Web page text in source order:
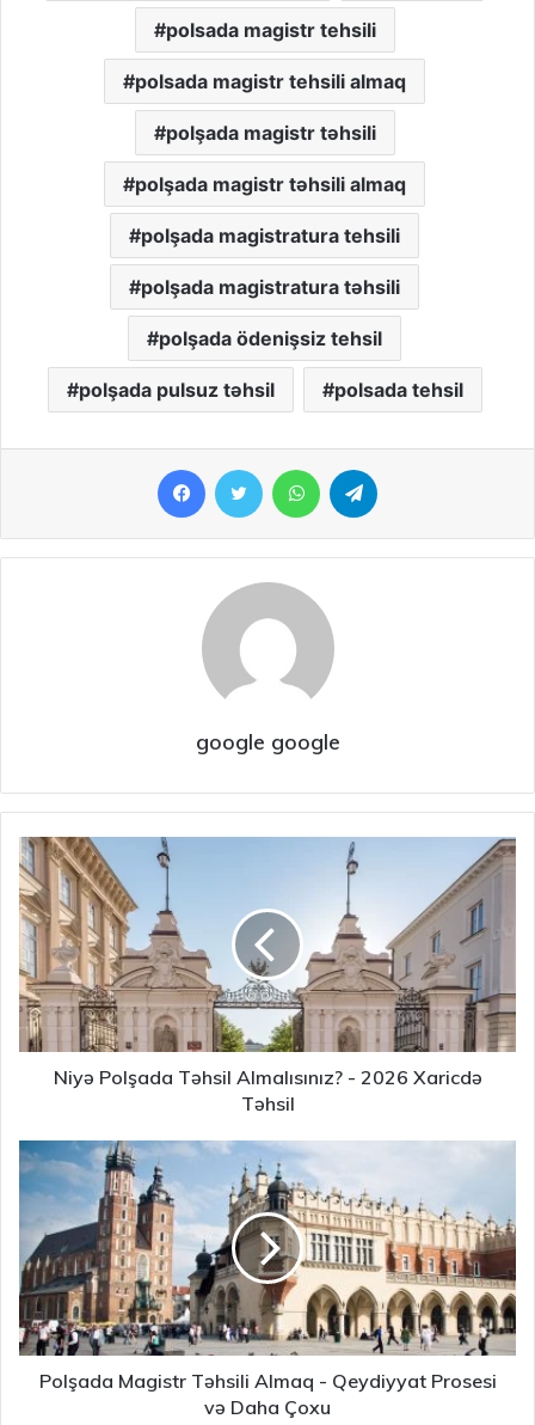
polsada magistr tehsili
polsada magistr tehsili almaq
polşada magistr təhsili
polşada magistr təhsili almaq
polşada magistratura tehsili
polşada magistratura təhsili
polşada ödenişsiz tehsil
polşada pulsuz təhsil polsada tehsil
FacebookTwitter WhatsApp
google google
Niyə Polşada Təhsil Almalısınız? - 2026 Xaricdə
Təhsil
Polşada Magistr Təhsili Almaq - Qeydiyyat Prosesi
və Daha Çoxu